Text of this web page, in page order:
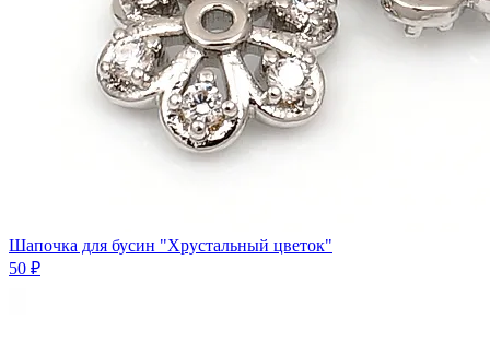
Шапочка для бусин "Хрустальный цветок"
50 ₽